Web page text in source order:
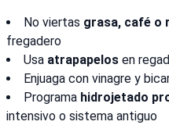
No viertas grasa, café o
fregadero
Usa atrapapelos en
Enjuaga con vinagre y
Programa hidrojetado
intensivo o sistema antiguo